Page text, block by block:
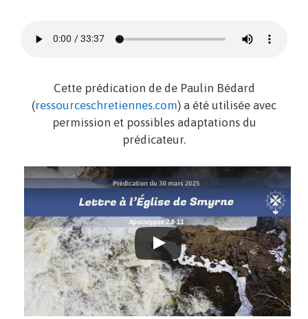
Cette prédication de de Paulin Bédard
(ressourceschretiennes.com) a été utilisée avec
permission et possibles adaptations du
prédicateur.